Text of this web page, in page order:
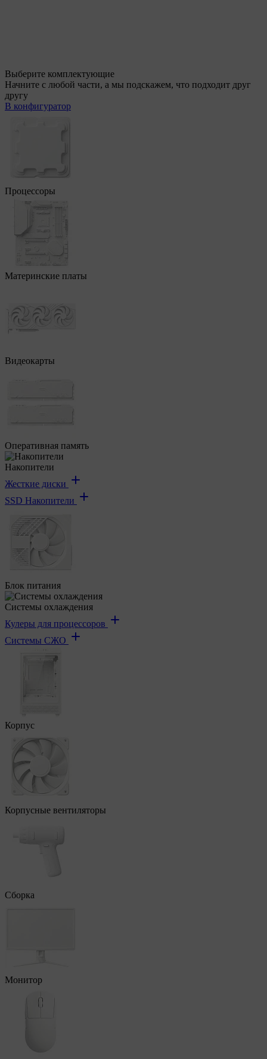
Выберите комплектующие
Начните с любой части, а мы подскажем, что подходит друг
другу
В конфигуратор
Процессоры
Материнские платы
Видеокарты
Оперативная память
Накопители
Жесткие диски
SSD Накопители
Блок питания
Системы охлаждения
Кулеры для процессоров
Системы СЖО
Корпус
Корпусные вентиляторы
Сборка
Монитор